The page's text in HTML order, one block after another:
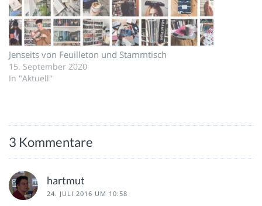
Jenseits von Feuilleton und Stammtisch
15. September 2020
In "Aktuell"
3 Kommentare
hartmut
24. JULI 2016 UM 10:58